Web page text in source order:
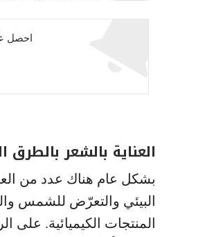
احصل
العناية بالشعر بالطرق
بشكل عام هناك عدد من
البيئي والتعرّض للشمس
المنتجات الكيميائية. على